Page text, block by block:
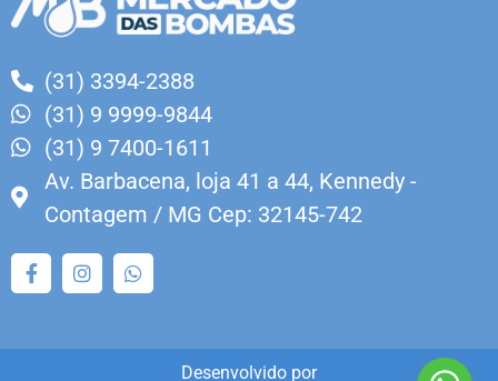
(31) 3394-2388
(31) 9 9999-9844
(31) 9 7400-1611
Av. Barbacena, loja 41 a 44, Kennedy -
Contagem / MG Cep: 32145-742
Desenvolvido por